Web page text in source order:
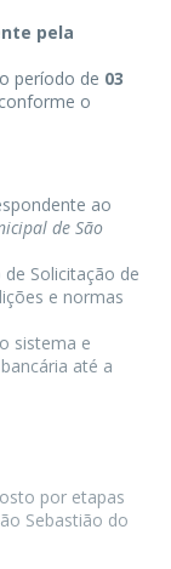
pela
período de 03
o
ao
de São
Solicitação de
e normas
sistema e
até a
por etapas
Sebastião do